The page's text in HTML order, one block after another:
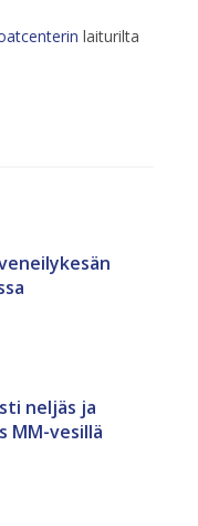
laiturilta
neljäs ja
MM-vesillä